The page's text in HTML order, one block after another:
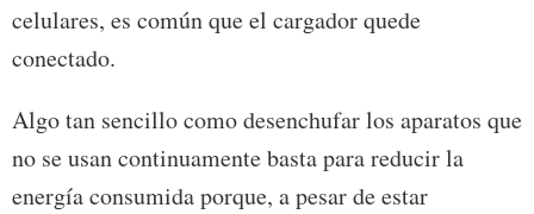
celulares, es común que el cargador quede
conectado.
Algo tan sencillo como desenchufar los aparatos que
no se usan continuamente basta para reducir la
energía consumida porque, a pesar de estar